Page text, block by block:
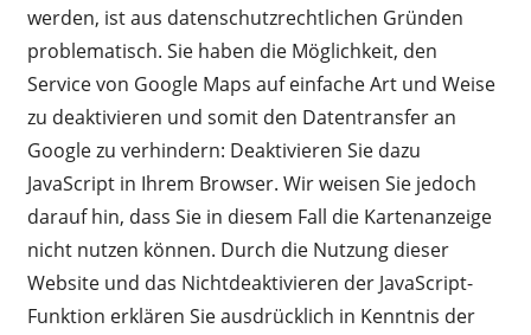
werden, ist aus datenschutzrechtlichen Gründen
problematisch. Sie haben die Möglichkeit, den
Service von Google Maps auf einfache Art und Weise
zu deaktivieren und somit den Datentransfer an
Google zu verhindern: Deaktivieren Sie dazu
JavaScript in Ihrem Browser. Wir weisen Sie jedoch
darauf hin, dass Sie in diesem Fall die Kartenanzeige
nicht nutzen können. Durch die Nutzung dieser
Website und das Nichtdeaktivieren der JavaScript-
Funktion erklären Sie ausdrücklich in Kenntnis der